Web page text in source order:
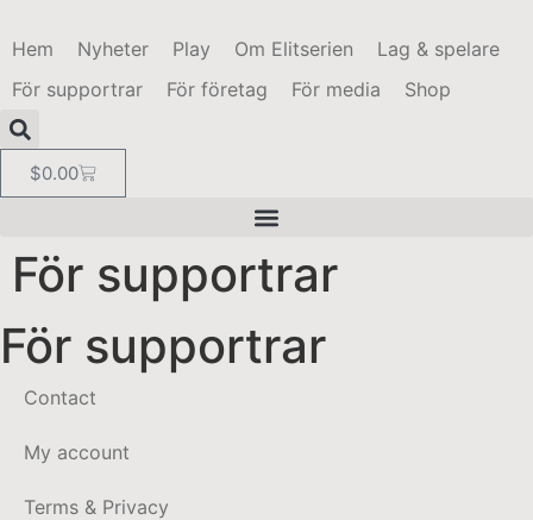
Hem Nyheter Play Om Elitserien
Lag & spelare
För supportrar
För företag För media Shop
$0.00
För supportrar
För supportrar
Contact
My account
Terms & Privacy